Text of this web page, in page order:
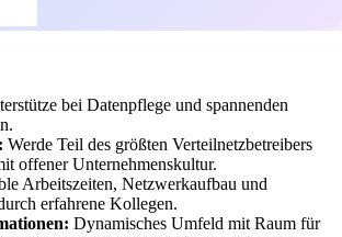
bei Datenpflege und spannenden
Werde Teil des größten Verteilnetzbetreibers
offener Unternehmenskultur.
Arbeitszeiten, Netzwerkaufbau und
erfahrene Kollegen.
Dynamisches Umfeld mit Raum für